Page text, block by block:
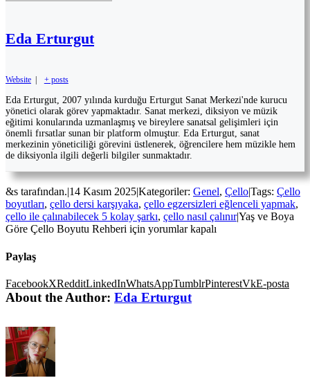
Eda Erturgut
Website + posts
Eda Erturgut, 2007 yılında kurduğu Erturgut Sanat Merkezi'nde kurucu
yönetici olarak görev yapmaktadır. Sanat merkezi, diksiyon ve müzik
eğitimi konularında uzmanlaşmış ve bireylere sanatsal gelişimleri için
önemli fırsatlar sunan bir platform olmuştur. Eda Erturgut, sanat
merkezinin yöneticiliği görevini üstlenerek, öğrencilere hem müzikle hem
de diksiyonla ilgili değerli bilgiler sunmaktadır.
&s tarafından.|14 Kasım 2025|Kategoriler: Genel, Çello|Tags: Çello
boyutları, çello dersi karşıyaka, çello egzersizleri eğlenceli yapmak,
çello ile çalınabilecek 5 kolay şarkı, çello nasıl çalınır|Yaş ve Boya
Göre Çello Boyutu Rehberi için yorumlar kapalı
Paylaş
FacebookXRedditLinkedInWhatsAppTumblrPinterestVkE-posta
About the Author: Eda Erturgut